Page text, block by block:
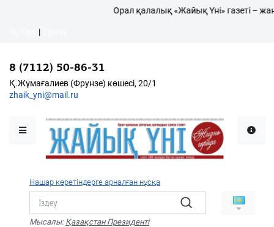
Қалалықтар қаперіне
Қоғам
Дені сау ұлт
Спорт
Қ.Жұмағалиев (Фрунзе)
Орал қалалық «Жайық Үні» газеті –
|
8 (7112) 50-86-31
Қ.Жұмағалиев (Фрунзе) көшесі, 20/1
zhaik_yni@mail.ru
Нашар көретіндерге арналған нұсқа
Мысалы: Қазақстан Президенті